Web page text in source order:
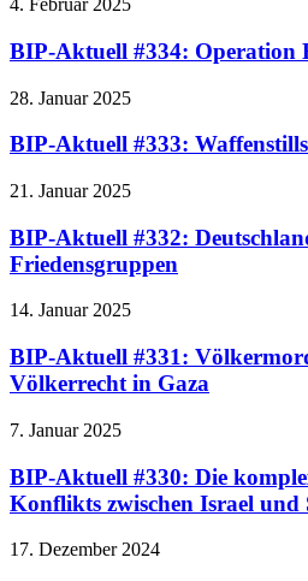
4. Februar 2025
BIP-Aktuell #334: Operation
28. Januar 2025
BIP-Aktuell #333:
21. Januar 2025
BIP-Aktuell #332:
Friedensgruppen
14. Januar 2025
BIP-Aktuell #331:
Völkerrecht in Gaza
7. Januar 2025
BIP-Aktuell #330: Die
Konflikts zwischen Israel und
17. Dezember 2024